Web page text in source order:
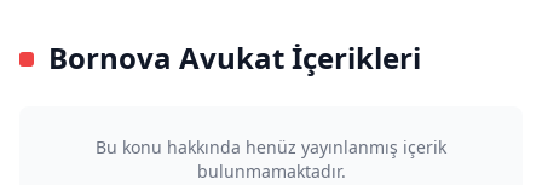
Bornova Avukat İçerikleri
Bu konu hakkında henüz yayınlanmış içerik
bulunmamaktadır.